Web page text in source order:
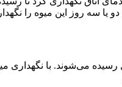
یا سه روز این میوه را
رسیده می‌شوند. با